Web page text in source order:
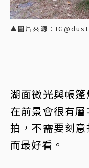
▲圖片來源：
湖面微光與帳
在前景會很有
拍，不需要刻
而最好看。